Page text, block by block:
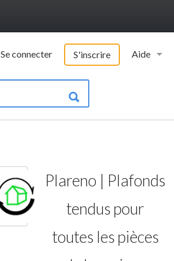
Se connecter S'inscrire Aide
Qui
Plareno | Plafonds
tendus pour
toutes les pièces